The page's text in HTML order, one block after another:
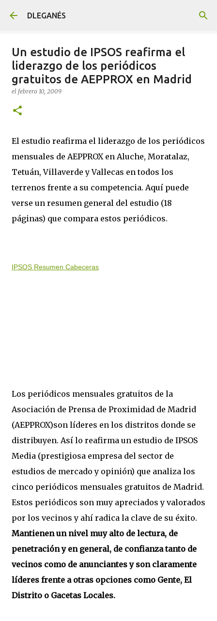
DLEGANÉS
Un estudio de IPSOS reafirma el
liderazgo de los periódicos
gratuitos de AEPPROX en Madrid
el febrero 10, 2009
El estudio reafirma el liderazgo de los periódicos
mensuales de AEPPROX en Aluche, Moratalaz,
Tetuán, Villaverde y Vallecas en todos los
terrenos frente a su competencia. Aquí puede
verse un resumen general del estudio (18
páginas) que compara estos periódicos.
IPSOS Resumen Cabeceras
Los periódicos mensuales gratuitos de la
Asociación de Prensa de Proximidad de Madrid
(AEPPROX)son líderes en los distritos donde se
distribuyen. Así lo reafirma un estudio de IPSOS
Media (prestigiosa empresa del sector de
estudios de mercado y opinión) que analiza los
cinco periódicos mensuales gratuitos de Madrid.
Estos periódicos son muy apreciados y valorados
por los vecinos y ahí radica la clave de su éxito.
Mantienen un nivel muy alto de lectura, de
penetración y en general, de confianza tanto de
vecinos como de anunciantes y son claramente
líderes frente a otras opciones como Gente, El
Distrito o Gacetas Locales.